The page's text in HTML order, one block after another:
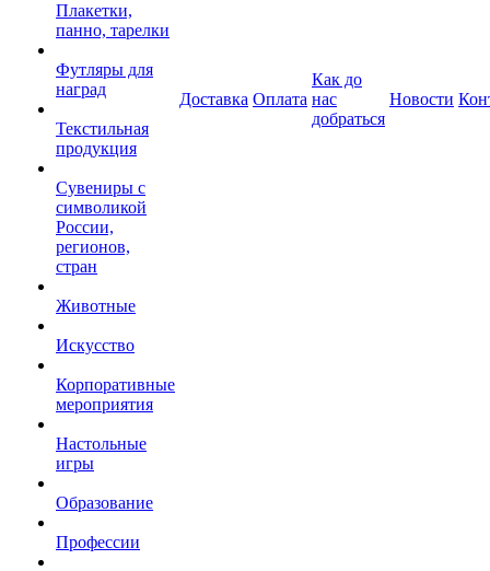
Плакетки,
панно, тарелки
Футляры для
наград
Текстильная
продукция
Сувениры с
символикой
России,
регионов,
стран
Животные
Искусство
Корпоративные
мероприятия
Настольные
игры
Образование
Профессии
Доставка Оплата
Как до
нас
добраться
Новости